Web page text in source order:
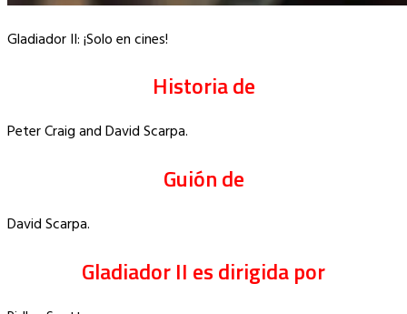
Gladiador II: ¡Solo en cines!
Historia de
Peter Craig and David Scarpa.
Guión de
David Scarpa.
Gladiador II es dirigida por